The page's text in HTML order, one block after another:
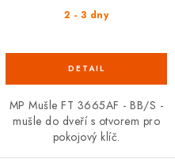
2 - 3 dny
MP Mušle FT 3665AF - BB/S -
mušle do dveří s otvorem pro
pokojový klíč.